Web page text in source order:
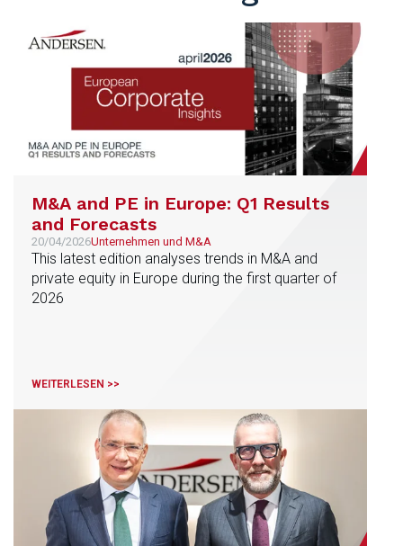
M&A and PE in Europe: Q1 Results
and Forecasts
20/04/2026Unternehmen und M&A
This latest edition analyses trends in M&A and
private equity in Europe during the first quarter of
2026
WEITERLESEN >>